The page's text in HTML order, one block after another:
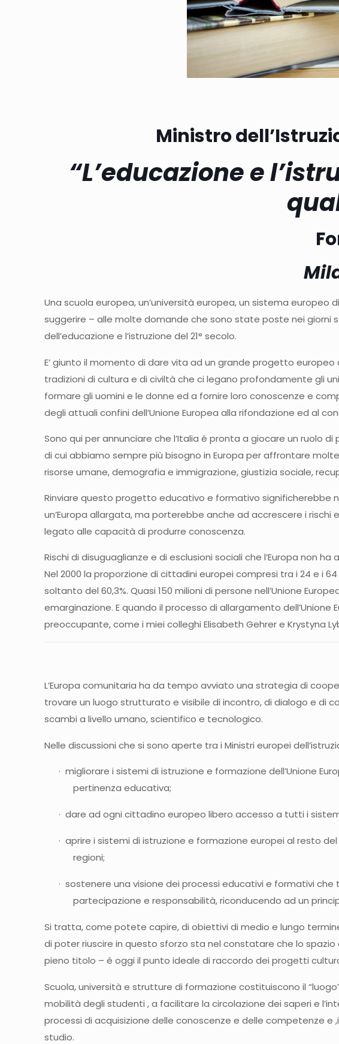
Ministro
“L’educazione e
Una scuola europea, un’università europea, un sistema
suggerire – alle molte domande che sono state poste nei giorni
dell’educazione e l’istruzione del 21° secolo.
E’ giunto il momento di dare vita ad un grande progetto
tradizioni di cultura e di civiltà che ci legano profondamente gli
formare gli uomini e le donne ed a fornire loro conoscenze e
degli attuali confini dell’Unione Europea alla rifondazione ed al
Sono qui per annunciare che l’Italia é pronta a giocare un ruolo
di cui abbiamo sempre più bisogno in Europa per affrontare
risorse umane, demografia e immigrazione, giustizia sociale,
Rinviare questo progetto educativo e formativo
un’Europa allargata, ma porterebbe anche ad accrescere i
legato alle capacità di produrre conoscenza.
Rischi di disuguaglianze e di esclusioni sociali che l’Europa non
Nel 2000 la proporzione di cittadini europei compresi tra i 24 e i
soltanto del 60,3%. Quasi 150 milioni di persone nell’Unione
emarginazione. E quando il processo di allargamento
preoccupante, come i miei colleghi Elisabeth Gehrer e Krystyna
L’Europa comunitaria ha da tempo avviato una strategia di
trovare un luogo strutturato e visibile di incontro, di dialogo e di
scambi a livello umano, scientifico e tecnologico.
Nelle discussioni che si sono aperte tra i Ministri europei
· migliorare i sistemi di istruzione e formazione dell’Unione
pertinenza educativa;
· dare ad ogni cittadino europeo libero accesso a tutti i
· aprire i sistemi di istruzione e formazione europei al resto
regioni;
· sostenere una visione dei processi educativi e formativi
partecipazione e responsabilità, riconducendo ad un
Si tratta, come potete capire, di obiettivi di medio e lungo
di poter riuscire in questo sforzo sta nel constatare che lo
pieno titolo – é oggi il punto ideale di raccordo dei progetti
Scuola, università e strutture di formazione costituiscono il
mobilità degli studenti , a facilitare la circolazione dei saperi e
processi di acquisizione delle conoscenze e delle competenze
studio.